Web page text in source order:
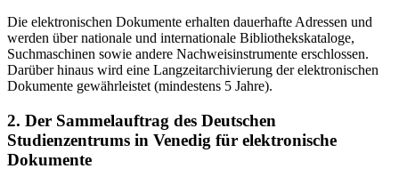
Die elektronischen Dokumente erhalten dauerhafte Adressen und
werden über nationale und internationale Bibliothekskataloge,
Suchmaschinen sowie andere Nachweisinstrumente erschlossen.
Darüber hinaus wird eine Langzeitarchivierung der elektronischen
Dokumente gewährleistet (mindestens 5 Jahre).
2. Der Sammelauftrag des Deutschen
Studienzentrums in Venedig für elektronische
Dokumente